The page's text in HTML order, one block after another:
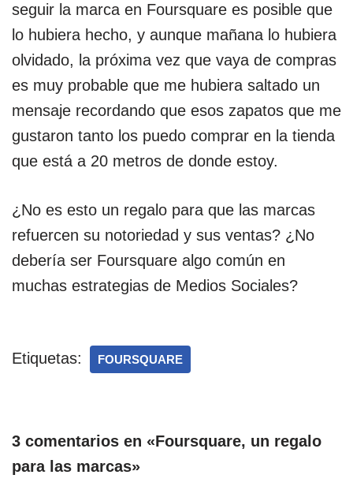
seguir la marca en Foursquare es posible que
lo hubiera hecho, y aunque mañana lo hubiera
olvidado, la próxima vez que vaya de compras
es muy probable que me hubiera saltado un
mensaje recordando que esos zapatos que me
gustaron tanto los puedo comprar en la tienda
que está a 20 metros de donde estoy.
¿No es esto un regalo para que las marcas
refuercen su notoriedad y sus ventas? ¿No
debería ser Foursquare algo común en
muchas estrategias de Medios Sociales?
Etiquetas: FOURSQUARE
3 comentarios en «Foursquare, un regalo
para las marcas»